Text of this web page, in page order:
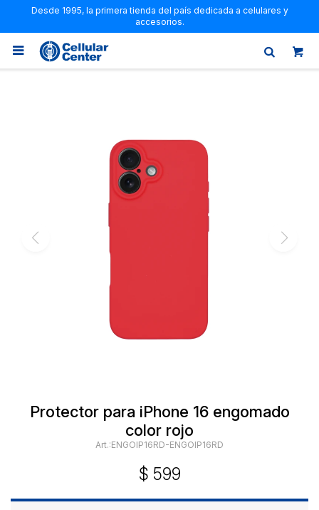
Desde 1995, la primera tienda del país dedicada a celulares y
accesorios.

Protector para iPhone 16 engomado
color rojo
ENGOIP16RD-ENGOIP16RD
$ 599